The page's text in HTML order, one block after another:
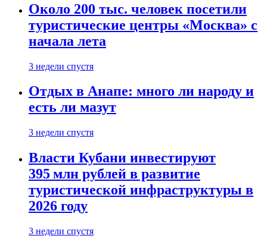
Около 200 тыс. человек посетили
туристические центры «Москва» с
начала лета
3 недели спустя
Отдых в Анапе: много ли народу и
есть ли мазут
3 недели спустя
Власти Кубани инвестируют
395 млн рублей в развитие
туристической инфраструктуры в
2026 году
3 недели спустя